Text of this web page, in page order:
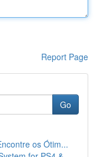
Report Page
Go
os Ótim...